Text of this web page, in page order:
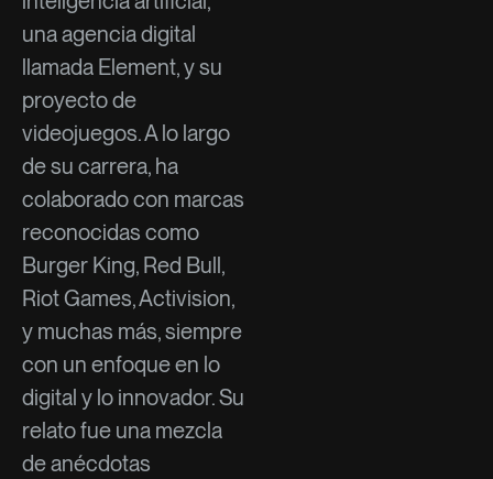
una agencia digital
llamada Element, y su
proyecto de
videojuegos. A lo largo
de su carrera, ha
colaborado con marcas
reconocidas como
Burger King, Red Bull,
Riot Games, Activision,
y muchas más, siempre
con un enfoque en lo
digital y lo innovador. Su
relato fue una mezcla
de anécdotas